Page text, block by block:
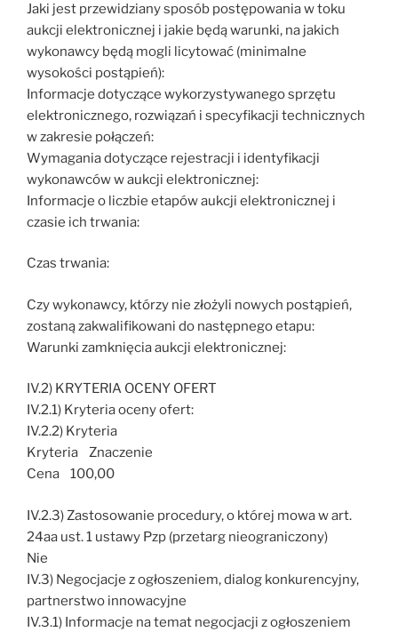
Jaki jest przewidziany sposób postępowania w toku
aukcji elektronicznej i jakie będą warunki, na jakich
wykonawcy będą mogli licytować (minimalne
wysokości postąpień):
Informacje dotyczące wykorzystywanego sprzętu
elektronicznego, rozwiązań i specyfikacji technicznych
w zakresie połączeń:
Wymagania dotyczące rejestracji i identyfikacji
wykonawców w aukcji elektronicznej:
Informacje o liczbie etapów aukcji elektronicznej i
czasie ich trwania:
Czas trwania:
Czy wykonawcy, którzy nie złożyli nowych postąpień,
zostaną zakwalifikowani do następnego etapu:
Warunki zamknięcia aukcji elektronicznej:
IV.2) KRYTERIA OCENY OFERT
IV.2.1) Kryteria oceny ofert:
IV.2.2) Kryteria
Kryteria Znaczenie
Cena 100,00
IV.2.3) Zastosowanie procedury, o której mowa w art.
24aa ust. 1 ustawy Pzp (przetarg nieograniczony)
Nie
IV.3) Negocjacje z ogłoszeniem, dialog konkurencyjny,
partnerstwo innowacyjne
IV.3.1) Informacje na temat negocjacji z ogłoszeniem